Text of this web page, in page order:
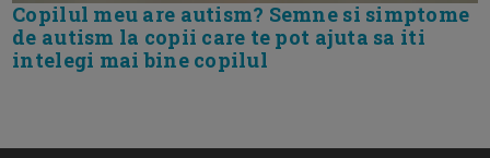
Copilul meu are autism? Semne si simptome
de autism la copii care te pot ajuta sa iti
intelegi mai bine copilul